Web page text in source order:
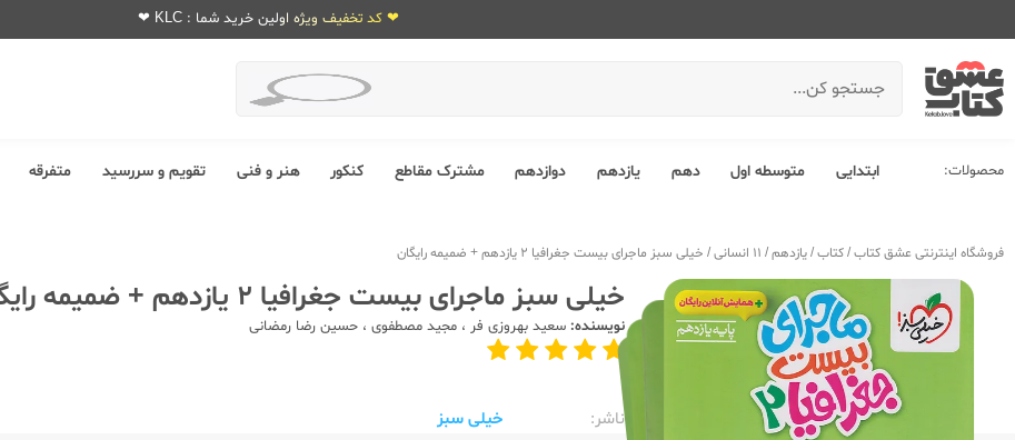
❤ کد تخفیف ویژه اولین خرید شما : KLC ❤
محصولات: ابتدایی متوسطه اول دهم یازدهم دوازدهم مشترک مقاطع کنکور هنر و فنی تقویم و سررسید متفرقه
فروشگاه اینترنتی عشق کتاب/کتاب/یازدهم/ 11 انسانی / خیلی سبز ماجرای بیست جغرافیا 2 یازدهم + ضمیمه رایگان
خیلی سبز ماجرای بیست جغرافیا 2 یازدهم + ضمیمه رایگان
نویسنده: سعید بهروزی فر ، مجید مصطفوی ، حسین رضا رمضانی
ناشر:‌
خیلی سبز